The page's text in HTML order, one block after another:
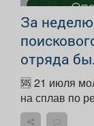
За
отряда
🆘 21 июля
на сплав по